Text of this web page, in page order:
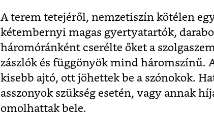
A terem tetejéről, nemzetiszín kötélen
kétembernyi magas gyertyatartók,
háromóránként cserélte őket a
zászlók és függönyök mind háromszínű.
kisebb ajtó, ott jöhettek be a szónokok.
asszonyok szükség esetén, vagy annak
omolhattak bele.